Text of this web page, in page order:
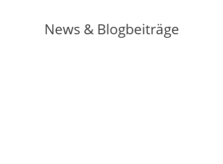
News & Blogbeiträge